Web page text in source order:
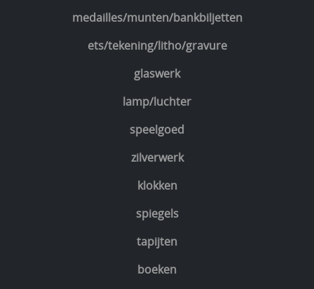
medailles/munten/bankbiljetten
ets/tekening/litho/gravure
glaswerk
lamp/luchter
speelgoed
zilverwerk
klokken
spiegels
tapijten
boeken